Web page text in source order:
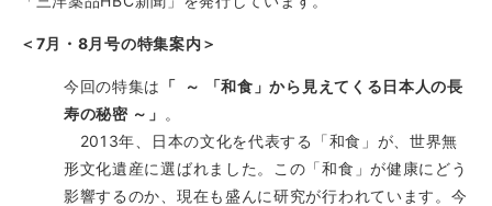
＜7月・8月号の特集案内＞
今回の特集は 「 ～ 「和食」から見えてくる日本人の長
寿の秘密 ～」 。
2013年、日本の文化を代表する「和食」が、世界無
形文化遺産に選ばれました。この「和食」が健康にどう
影響するのか、現在も盛んに研究が行われています。今